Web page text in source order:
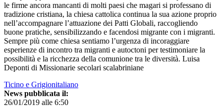
le firme ancora mancanti di molti paesi che magari si professano di
tradizione cristiana, la chiesa cattolica continua la sua azione proprio
nell’accompagnare l’attuazione dei Patti Globali, raccogliendo
buone pratiche, sensibilizzando e facendosi migrante con i migranti.
Sempre più come chiesa sentiamo l’urgenza di incoraggiare
esperienze di incontro tra migranti e autoctoni per testimoniare la
possibilità e la ricchezza della comunione tra le diversità. Luisa
Deponti di Missionarie secolari scalabriniane
Ticino e Grigionitaliano
News pubblicata il:
26/01/2019 alle 6:50